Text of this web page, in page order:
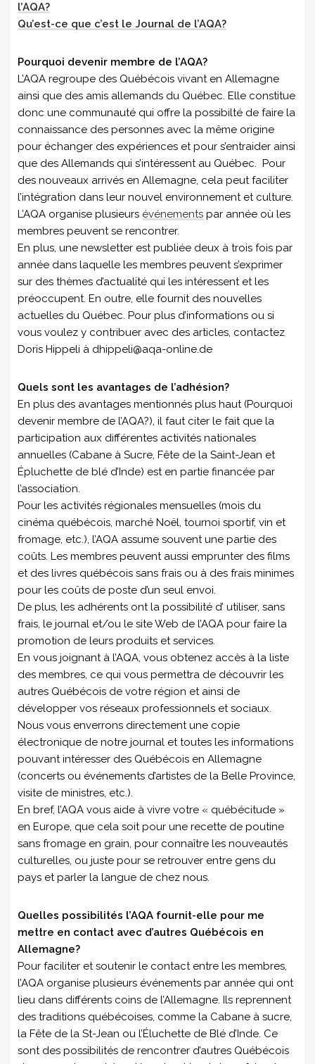
l’AQA?
Qu’est-ce que c’est le Journal de l’AQA?
Pourquoi devenir membre de l’AQA?
L’AQA regroupe des Québécois vivant en Allemagne
ainsi que des amis allemands du Québec. Elle constitue
donc une communauté qui offre la possibilté de faire la
connaissance des personnes avec la même origine
pour échanger des expériences et pour s’entraider ainsi
que des Allemands qui s’intéressent au Québec. Pour
des nouveaux arrivés en Allemagne, cela peut faciliter
l’intégration dans leur nouvel environnement et culture.
L’AQA organise plusieurs événements par année où les
membres peuvent se rencontrer.
En plus, une newsletter est publiée deux à trois fois par
année dans laquelle les membres peuvent s’exprimer
sur des thèmes d’actualité qui les intéressent et les
préoccupent. En outre, elle fournit des nouvelles
actuelles du Québec. Pour plus d’informations ou si
vous voulez y contribuer avec des articles, contactez
Doris Hippeli à dhippeli@aqa-online.de
Quels sont les avantages de l’adhésion?
En plus des avantages mentionnés plus haut (Pourquoi
devenir membre de l’AQA?), il faut citer le fait que la
participation aux différentes activités nationales
annuelles (Cabane à Sucre, Fête de la Saint-Jean et
Épluchette de blé d’Inde) est en partie financée par
l’association.
Pour les activités régionales mensuelles (mois du
cinéma québécois, marché Noël, tournoi sportif, vin et
fromage, etc.), l’AQA assume souvent une partie des
coûts. Les membres peuvent aussi emprunter des films
et des livres québécois sans frais ou à des frais minimes
pour les coûts de poste d’un seul envoi.
De plus, les adhérents ont la possibilité d’ utiliser, sans
frais, le journal et/ou le site Web de l’AQA pour faire la
promotion de leurs produits et services.
En vous joignant à l’AQA, vous obtenez accès à la liste
des membres, ce qui vous permettra de découvrir les
autres Québécois de votre région et ainsi de
développer vos réseaux professionnels et sociaux.
Nous vous enverrons directement une copie
électronique de notre journal et toutes les informations
pouvant intéresser des Québécois en Allemagne
(concerts ou événements d’artistes de la Belle Province,
visite de ministres, etc.).
En bref, l’AQA vous aide à vivre votre « québécitude »
en Europe, que cela soit pour une recette de poutine
sans fromage en grain, pour connaître les nouveautés
culturelles, ou juste pour se retrouver entre gens du
pays et parler la langue de chez nous.
Quelles possibilités l’AQA fournit-elle pour me
mettre en contact avec d’autres Québécois en
Allemagne?
Pour faciliter et soutenir le contact entre les membres,
l’AQA organise plusieurs événements par année qui ont
lieu dans différents coins de l’Allemagne. Ils reprennent
des traditions québécoises, comme la Cabane à sucre,
la Fête de la St-Jean ou l’Éluchette de Blé d’Inde. Ce
sont des possibilités de rencontrer d’autres Québécois